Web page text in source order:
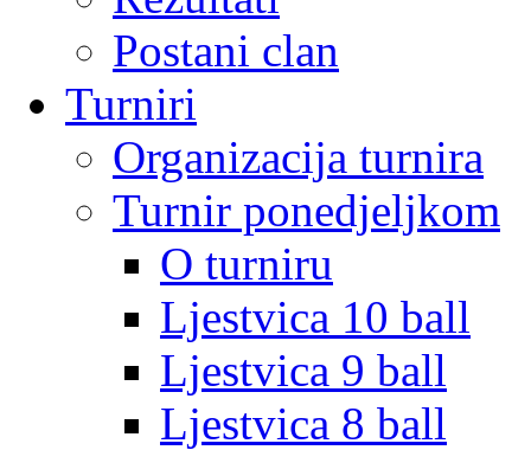
Postani clan
Turniri
Organizacija turnira
Turnir ponedjeljkom
O turniru
Ljestvica 10 ball
Ljestvica 9 ball
Ljestvica 8 ball